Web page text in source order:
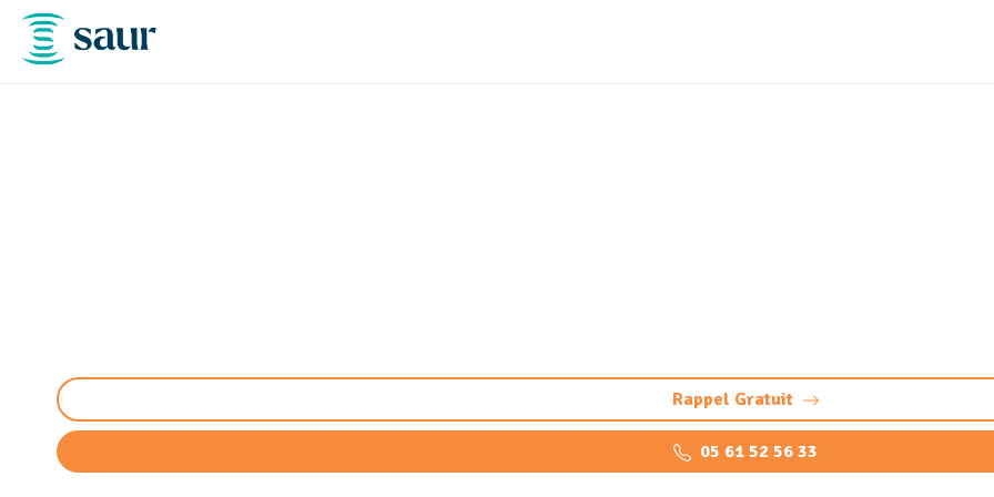
Rappel Gratuit
05 61 52 56 33